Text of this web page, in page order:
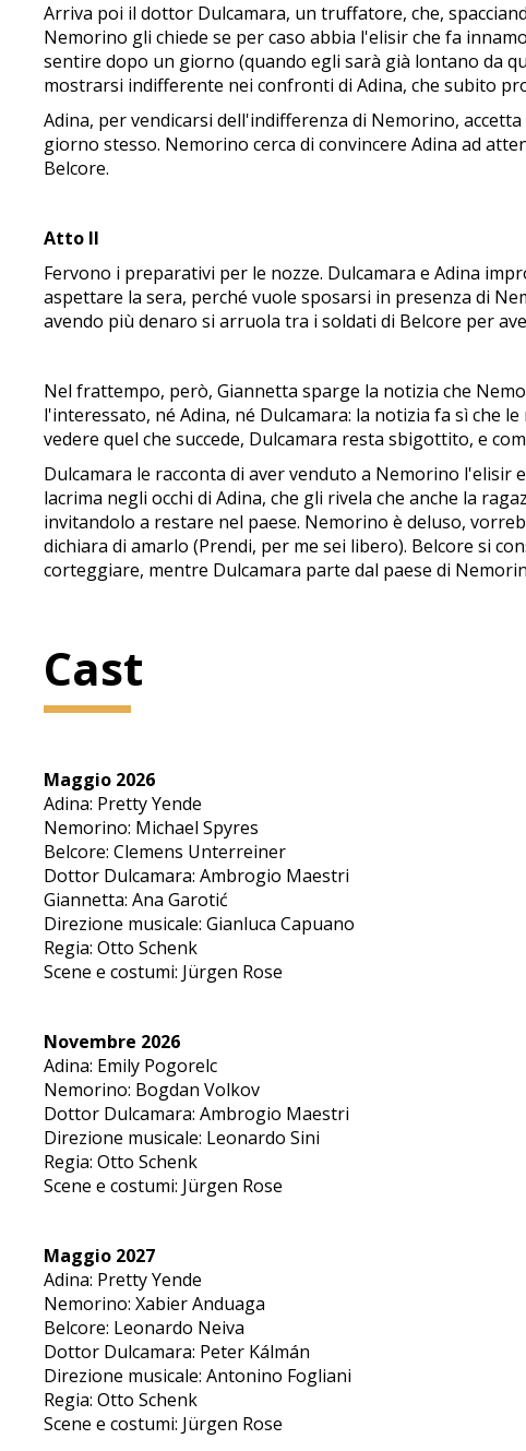
Arriva poi il dottor Dulcamara, un truffatore, che,
Nemorino gli chiede se per caso abbia l'elisir che fa
sentire dopo un giorno (quando egli sarà già lontano da
mostrarsi indifferente nei confronti di Adina, che subito
Adina, per vendicarsi dell'indifferenza di Nemorino,
giorno stesso. Nemorino cerca di convincere Adina ad
Belcore.
Atto II
Fervono i preparativi per le nozze. Dulcamara e Adina
aspettare la sera, perché vuole sposarsi in presenza di
avendo più denaro si arruola tra i soldati di Belcore per
Nel frattempo, però, Giannetta sparge la notizia che
l'interessato, né Adina, né Dulcamara: la notizia fa sì che
vedere quel che succede, Dulcamara resta sbigottito, e
Dulcamara le racconta di aver venduto a Nemorino l'elisir
lacrima negli occhi di Adina, che gli rivela che anche la
invitandolo a restare nel paese. Nemorino è deluso,
dichiara di amarlo (Prendi, per me sei libero). Belcore si
corteggiare, mentre Dulcamara parte dal paese di
Cast
Maggio 2026
Adina: Pretty Yende
Nemorino: Michael Spyres
Belcore: Clemens Unterreiner
Dottor Dulcamara: Ambrogio Maestri
Giannetta: Ana Garotić
Direzione musicale: Gianluca Capuano
Regia: Otto Schenk
Scene e costumi: Jürgen Rose
Novembre 2026
Adina: Emily Pogorelc
Nemorino: Bogdan Volkov
Dottor Dulcamara: Ambrogio Maestri
Direzione musicale: Leonardo Sini
Regia: Otto Schenk
Scene e costumi: Jürgen Rose
Maggio 2027
Adina: Pretty Yende
Nemorino: Xabier Anduaga
Belcore: Leonardo Neiva
Dottor Dulcamara: Peter Kálmán
Direzione musicale: Antonino Fogliani
Regia: Otto Schenk
Scene e costumi: Jürgen Rose